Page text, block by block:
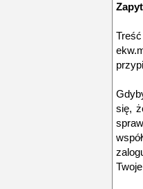
się,